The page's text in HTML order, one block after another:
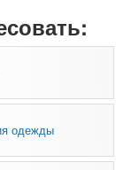
одежды